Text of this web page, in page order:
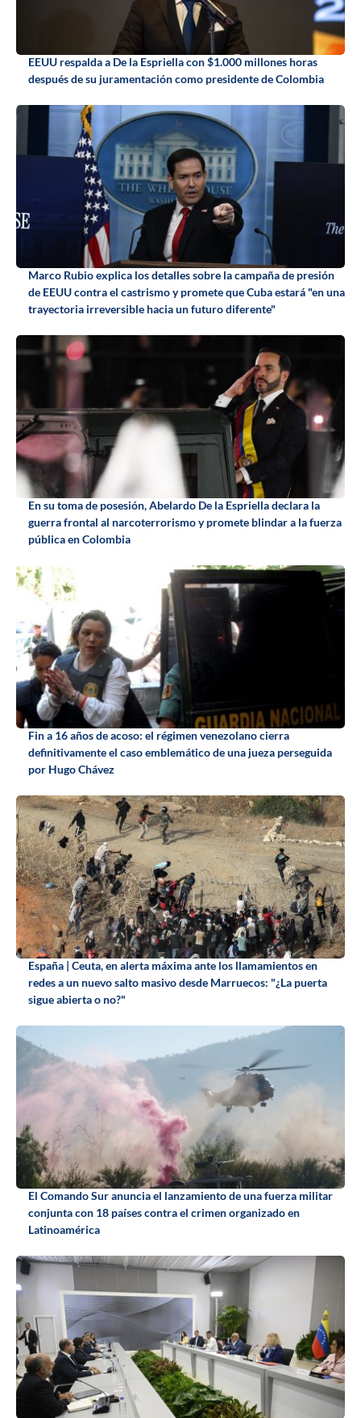
EEUU respalda a De la Espriella con $1.000 millones horas
después de su juramentación como presidente de Colombia
Marco Rubio explica los detalles sobre la campaña de presión
de EEUU contra el castrismo y promete que Cuba estará "en una
trayectoria irreversible hacia un futuro diferente"
En su toma de posesión, Abelardo De la Espriella declara la
guerra frontal al narcoterrorismo y promete blindar a la fuerza
pública en Colombia
Fin a 16 años de acoso: el régimen venezolano cierra
definitivamente el caso emblemático de una jueza perseguida
por Hugo Chávez
España | Ceuta, en alerta máxima ante los llamamientos en
redes a un nuevo salto masivo desde Marruecos: "¿La puerta
sigue abierta o no?"
El Comando Sur anuncia el lanzamiento de una fuerza militar
conjunta con 18 países contra el crimen organizado en
Latinoamérica